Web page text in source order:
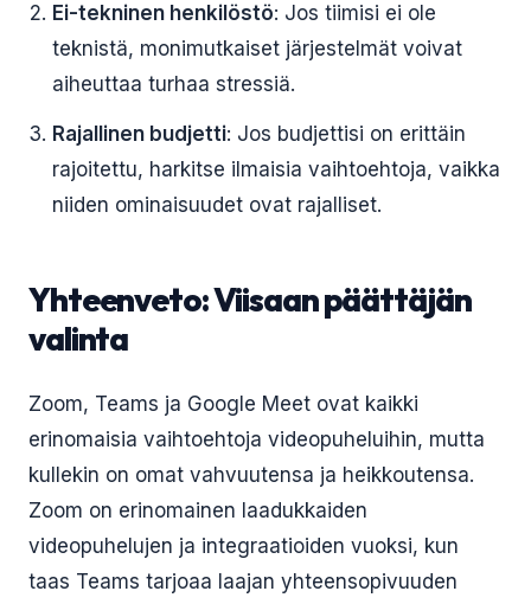
Ei-tekninen henkilöstö: Jos tiimisi ei ole
teknistä, monimutkaiset järjestelmät voivat
aiheuttaa turhaa stressiä.
Rajallinen budjetti: Jos budjettisi on erittäin
rajoitettu, harkitse ilmaisia vaihtoehtoja, vaikka
niiden ominaisuudet ovat rajalliset.
Yhteenveto: Viisaan päättäjän
valinta
Zoom, Teams ja Google Meet ovat kaikki
erinomaisia vaihtoehtoja videopuheluihin, mutta
kullekin on omat vahvuutensa ja heikkoutensa.
Zoom on erinomainen laadukkaiden
videopuhelujen ja integraatioiden vuoksi, kun
taas Teams tarjoaa laajan yhteensopivuuden